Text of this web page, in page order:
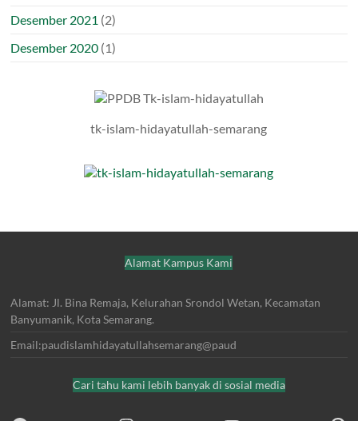
Desember 2021 (2)
Desember 2020 (1)
tk-islam-hidayatullah-semarang
Alamat Kampus Kami
Alamat: Jl. Bina Remaja, Kelurahan Srondol Wetan, Kecamatan
Banyumanik, Kota Semarang.
Email:paudislamhidayatullahsemarang@paud
Cari tahu kami lebih banyak di sosial media